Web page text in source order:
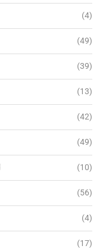
(4)
(49)
(39)
(13)
(42)
(49)
(10)
(56)
(4)
(17)